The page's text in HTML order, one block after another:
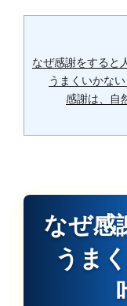
なぜ感謝をすると
うまくいかな
感謝は、自
なぜ感
うま